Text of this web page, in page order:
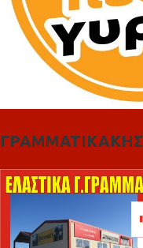
ΓΡΑΜΜΑΤΙΚΑΚΗΣ